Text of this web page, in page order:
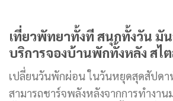
เที่ยวพัทยาทั้งที สนุกทั้งวัน มั
บริการจองบ้านพักทั้งหลัง สไ
เปลี่ยนวันพักผ่อน ในวันหยุดสุดสัปด
สามารถชาร์จพลังหลังจากการทำงา